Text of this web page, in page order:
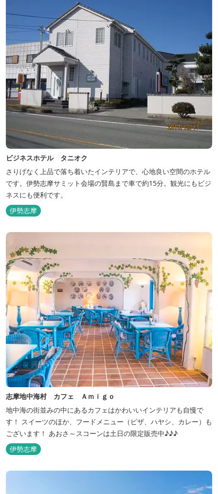
ビジネスホテル タニオク
さりげなく上品で落ち着いたインテリアで、心地良い空間のホテル
です。伊勢志摩サミット会場の賢島まで車で約15分。観光にもビジ
ネスにも便利です。
伊勢志摩
志摩地中海村 カフェ Ａｍｉｇｏ
地中海の街並みの中にあるカフェはかわいいインテリアも自慢で
す！ スイーツのほか、フードメニュー（ピザ、ハヤシ、カレー）も
ございます！ あおさ～スコーンは土日の限定販売中♪♪♪
伊勢志摩